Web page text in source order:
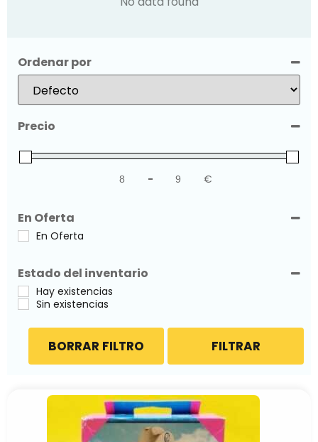
Ordenar por
Sort Products
Precio
Minimum Price
- Maximum Price
€
En Oferta
En Oferta
Estado del inventario
Hay existencias
Sin existencias
FILTRAR
BORRAR FILTRO